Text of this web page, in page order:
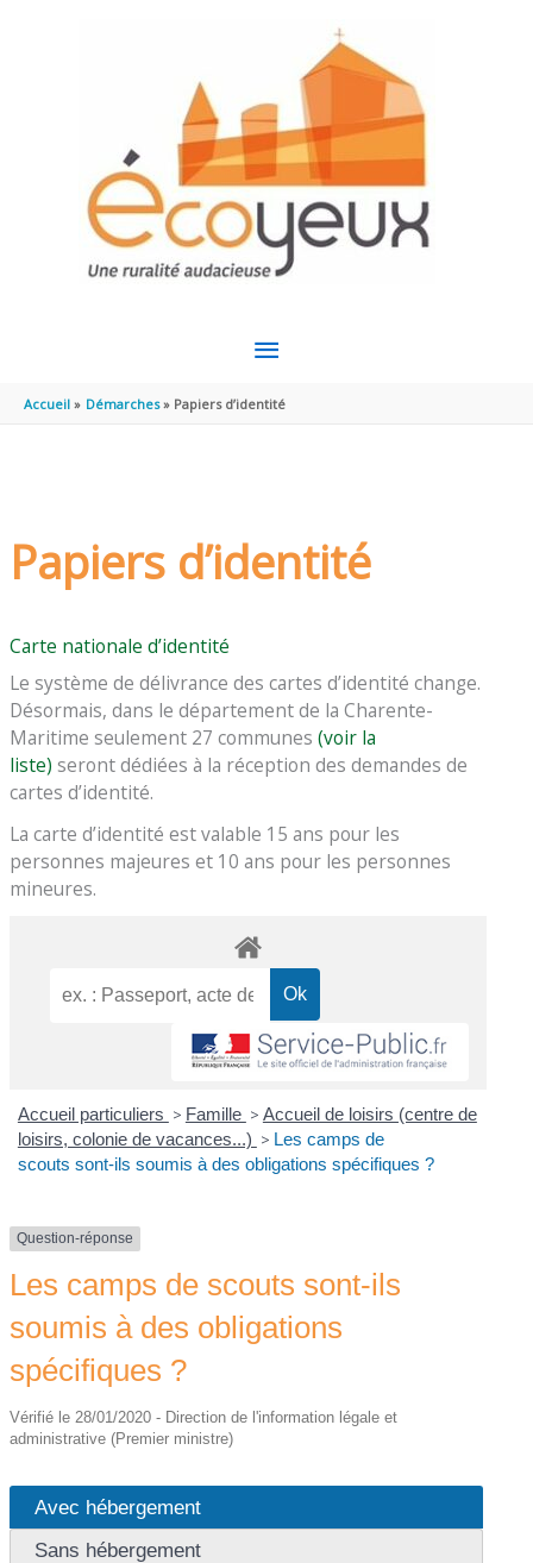
MENU
PRINCIPAL
Accueil Démarches Papiers d’identité
Papiers d’identité
Carte nationale d’identité
Le système de délivrance des cartes d’identité change.
Désormais, dans le département de la Charente-
Maritime seulement 27 communes(voir la
liste) seront dédiées à la réception des demandes de
cartes d’identité.
La carte d’identité est valable 15 ans pour les
personnes majeures et 10 ans pour les personnes
mineures.
Accueil particuliers > Famille > Accueil de loisirs (centre de
loisirs, colonie de vacances...) > Les camps de
scouts sont-ils soumis à des obligations spécifiques ?
Question-réponse
Les camps de scouts sont-ils
soumis à des obligations
spécifiques ?
Vérifié le 28/01/2020 - Direction de l'information légale et
administrative (Premier ministre)
Avec hébergement
Sans hébergement